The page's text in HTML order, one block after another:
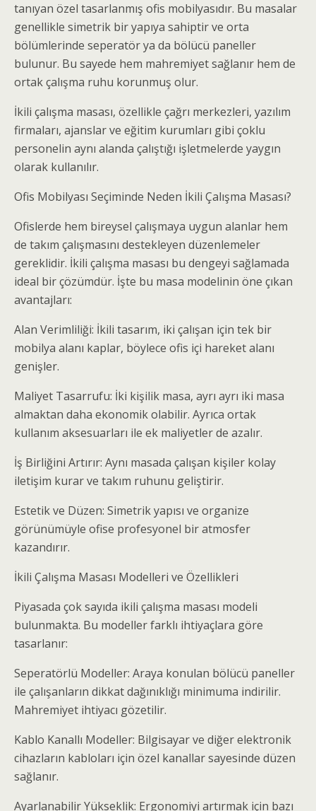
tanıyan özel tasarlanmış ofis mobilyasıdır. Bu masalar
genellikle simetrik bir yapıya sahiptir ve orta
bölümlerinde seperatör ya da bölücü paneller
bulunur. Bu sayede hem mahremiyet sağlanır hem de
ortak çalışma ruhu korunmuş olur.
İkili çalışma masası, özellikle çağrı merkezleri, yazılım
firmaları, ajanslar ve eğitim kurumları gibi çoklu
personelin aynı alanda çalıştığı işletmelerde yaygın
olarak kullanılır.
Ofis Mobilyası Seçiminde Neden İkili Çalışma Masası?
Ofislerde hem bireysel çalışmaya uygun alanlar hem
de takım çalışmasını destekleyen düzenlemeler
gereklidir. İkili çalışma masası bu dengeyi sağlamada
ideal bir çözümdür. İşte bu masa modelinin öne çıkan
avantajları:
Alan Verimliliği: İkili tasarım, iki çalışan için tek bir
mobilya alanı kaplar, böylece ofis içi hareket alanı
genişler.
Maliyet Tasarrufu: İki kişilik masa, ayrı ayrı iki masa
almaktan daha ekonomik olabilir. Ayrıca ortak
kullanım aksesuarları ile ek maliyetler de azalır.
İş Birliğini Artırır: Aynı masada çalışan kişiler kolay
iletişim kurar ve takım ruhunu geliştirir.
Estetik ve Düzen: Simetrik yapısı ve organize
görünümüyle ofise profesyonel bir atmosfer
kazandırır.
İkili Çalışma Masası Modelleri ve Özellikleri
Piyasada çok sayıda ikili çalışma masası modeli
bulunmakta. Bu modeller farklı ihtiyaçlara göre
tasarlanır:
Seperatörlü Modeller: Araya konulan bölücü paneller
ile çalışanların dikkat dağınıklığı minimuma indirilir.
Mahremiyet ihtiyacı gözetilir.
Kablo Kanallı Modeller: Bilgisayar ve diğer elektronik
cihazların kabloları için özel kanallar sayesinde düzen
sağlanır.
Ayarlanabilir Yükseklik: Ergonomiyi artırmak için bazı